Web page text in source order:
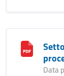
Data